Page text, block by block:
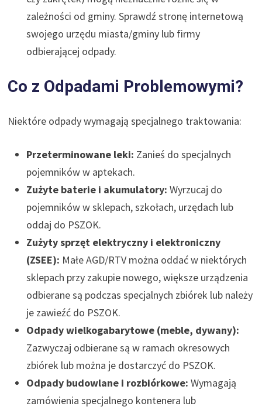
zależności od gminy. Sprawdź stronę internetową
swojego urzędu miasta/gminy lub firmy
odbierającej odpady.
Co z Odpadami Problemowymi?
Niektóre odpady wymagają specjalnego traktowania:
Przeterminowane leki: Zanieś do specjalnych
pojemników w aptekach.
Zużyte baterie i akumulatory: Wyrzucaj do
pojemników w sklepach, szkołach, urzędach lub
oddaj do PSZOK.
Zużyty sprzęt elektryczny i elektroniczny
(ZSEE): Małe AGD/RTV można oddać w niektórych
sklepach przy zakupie nowego, większe urządzenia
odbierane są podczas specjalnych zbiórek lub należy
je zawieźć do PSZOK.
Odpady wielkogabarytowe (meble, dywany):
Zazwyczaj odbierane są w ramach okresowych
zbiórek lub można je dostarczyć do PSZOK.
Odpady budowlane i rozbiórkowe: Wymagają
zamówienia specjalnego kontenera lub